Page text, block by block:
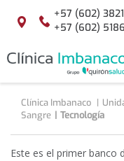
Saltar al contenido
Localización
+57 (602)
+57 (602)
Clínica Imbanaco
Sangre
Tecnología
Este es el primer banco